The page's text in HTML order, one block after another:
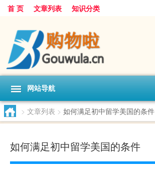
首 页 文章列表 知识分类
网站导航
> 文章列表 > 如何满足初中留学美国的条件
如何满足初中留学美国的条件